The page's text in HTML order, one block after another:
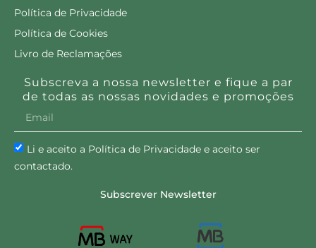
Política de Privacidade
Política de Cookies
Livro de Reclamações
Subscreva a nossa newsletter e fique a par
de todas as nossas novidades e promoções
Li e aceito a Política de Privacidade e aceito ser
contactado.
Subscrever Newsletter